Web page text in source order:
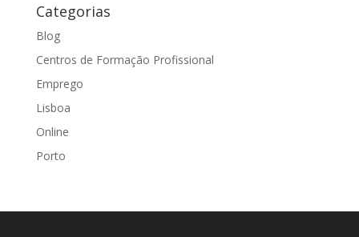
Categorias
Blog
Centros de Formação Profissional
Emprego
Lisboa
Online
Porto